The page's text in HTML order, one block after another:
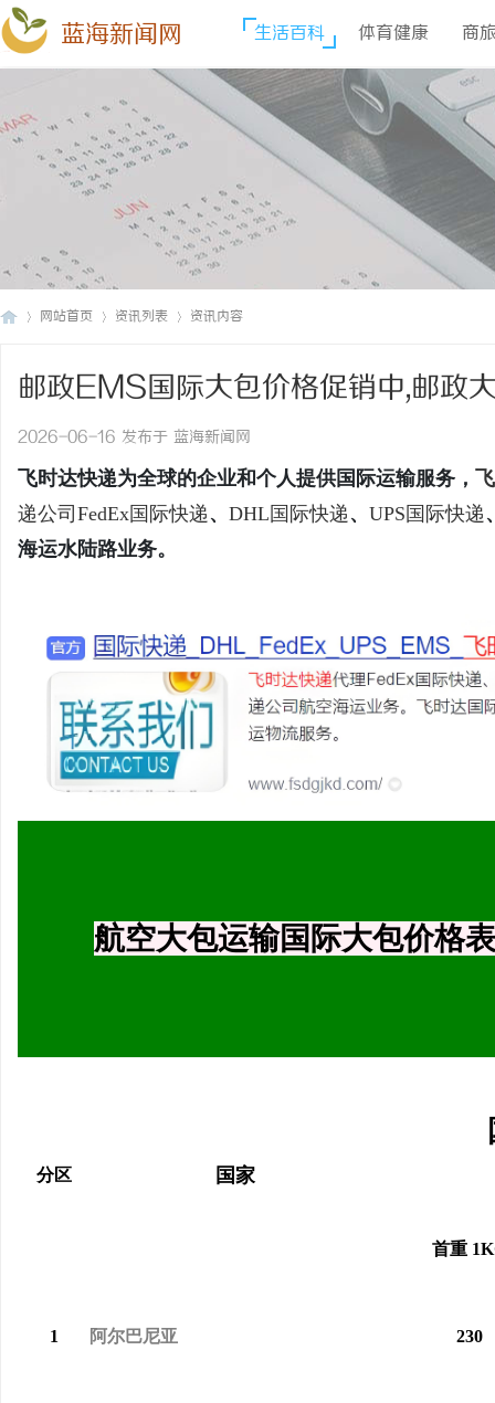
蓝海新闻网 生活百科 体育健康 商
网站首页 资讯列表 资讯内容
邮政EMS国际大包价格促销中,邮政
不计尺寸按实际重量计费。重货价
2026-06-16 发布于 蓝海新闻网
飞时达快递为全球的企业和个人提供国际运输服务，
递公司 FedEx国际快递 、 DHL国际快递 、 UPS国际快递
海运水陆路业务。
航空大包运输国际大包价格
分区 国家
首重
1 阿尔巴尼亚 230